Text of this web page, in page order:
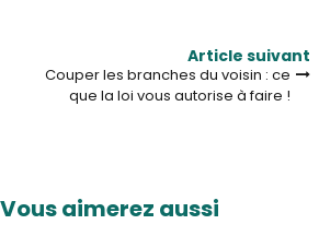
Article suivant
Couper les branches du voisin : ce
que la loi vous autorise à faire !
Vous aimerez aussi